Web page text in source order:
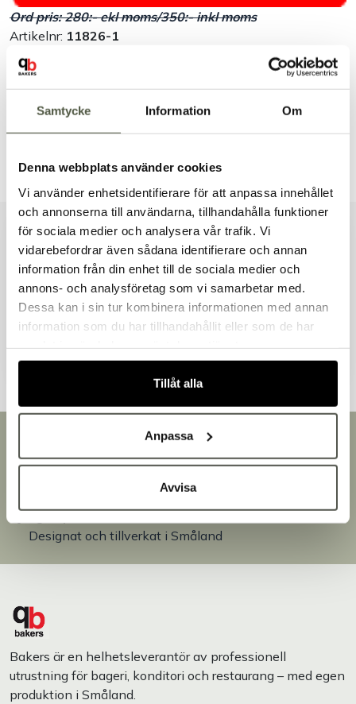
Samtycke Information Om
Denna webbplats använder cookies
Vi använder enhetsidentifierare för att anpassa innehållet
och annonserna till användarna, tillhandahålla funktioner
för sociala medier och analysera vår trafik. Vi
vidarebefordrar även sådana identifierare och annan
information från din enhet till de sociala medier och
annons- och analysföretag som vi samarbetar med.
Dessa kan i sin tur kombinera informationen med annan
information som du har tillhandahållit eller som de har
Tillåt alla
Anpassa
Avvisa
Ord pris: 280:- ekl moms/350:- inkl moms
Artikelnr: 11826-1
Säkra betalningar
Leverans 1–3 dagar
Brett sortiment
Dokument & produktblad
Liknande produkter
Andra kunder tittade även på
Leverans inom 3-5 arbetsdagar.
Designat och tillverkat i Småland
Bakers är en helhetsleverantör av professionell
utrustning för bageri, konditori och restaurang – med egen
produktion i Småland.
Välkommen till Bakers!
Handlar du som företag eller privatperson?
Fortsätt som privatperson